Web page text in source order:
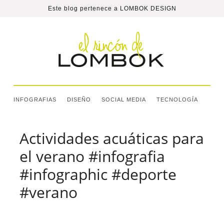
Este blog pertenece a LOMBOK DESIGN
INFOGRAFIAS DISEÑO SOCIAL MEDIA TECNOLOGÍA
Actividades acuáticas para
el verano #infografia
#infographic #deporte
#verano